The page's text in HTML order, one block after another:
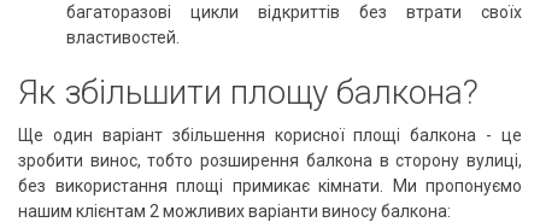
багаторазові цикли відкриттів без втрати своїх
властивостей.
Як збільшити площу балкона?
Ще один варіант збільшення корисної площі балкона - це
зробити винос, тобторозширення балкона в сторону вулиці,
без використання площі примикає кімнати.
Ми пропонуємо
нашим клієнтам 2 можливих варіанти виносу балкона: